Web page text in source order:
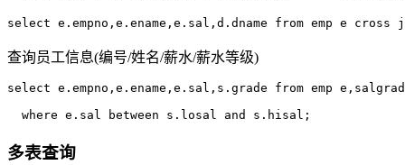
查询员工信息(编号/姓名/薪水/薪水等级)
select e.empno,e.ename,e.sal,s.grade from emp
多表查询